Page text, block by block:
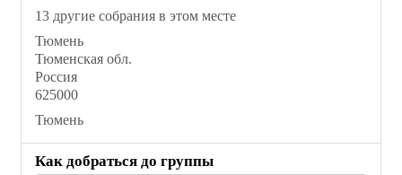
13 другие собрания в этом месте
Тюмень
Тюменская обл.
Россия
625000
Тюмень
Как добраться до группы